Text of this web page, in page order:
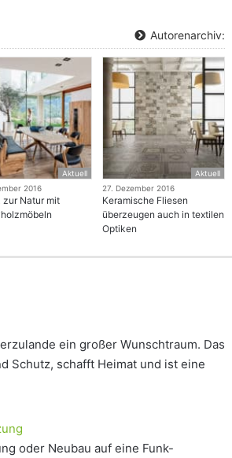
Autorenarchiv:
Aktuell
2016
zur Natur mit
Aktuell
27. Dezember 2016
Keramische Fliesen
überzeugen auch in textilen
Optiken
ein großer Wunschtraum. Das
Schutz, schafft Heimat und ist eine
oder Neubau auf eine Funk-